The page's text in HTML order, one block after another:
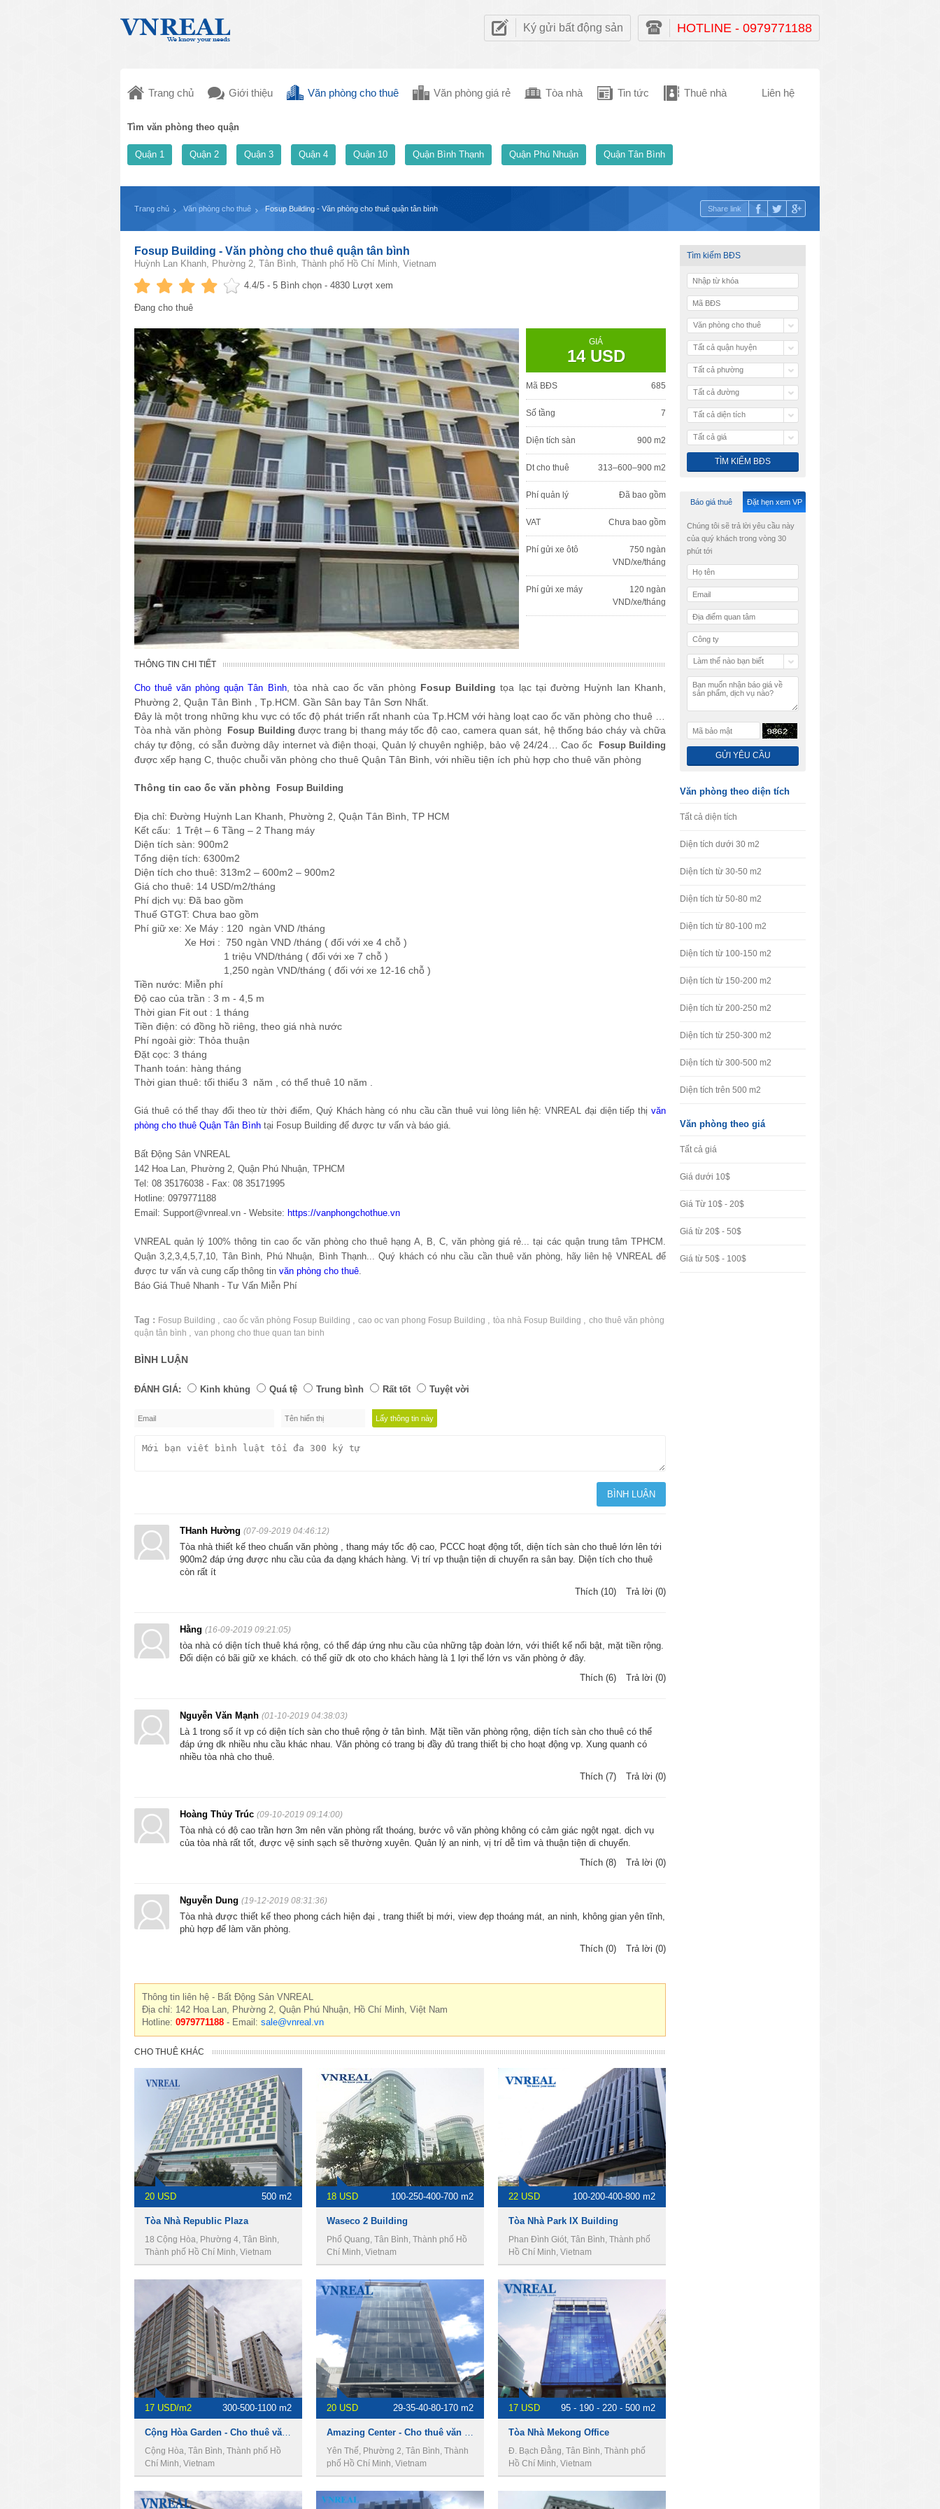
Ký gửi bất động sản HOTLINE - 0979771188
Trang chủ Giới thiệu Văn phòng cho thuê Văn phòng giá rẻ Tòa nhà Tin tức Thuê nhà Liên hệ
Tìm văn phòng theo quận
Quận 1 Quận 2 Quận 3 Quận 4 Quận 10 Quận Bình Thạnh Quận Phú Nhuận Quận Tân Bình
Trang chủ Văn phòng cho thuê Fosup Building - Văn phòng cho thuê quận tân bình Share link
Fosup Building - Văn phòng cho thuê quận tân bình
Huỳnh Lan Khanh, Phường 2, Tân Bình, Thành phố Hồ Chí Minh, Vietnam
4.4/5 - 5 Bình chọn - 4830 Lượt xem
Đang cho thuê
GIÁ
14 USD
Mã BĐS 685
Số tầng 7
Diện tích sàn 900 m2
Dt cho thuê 313–600–900 m2
Phí quản lý Đã bao gồm
VAT Chưa bao gồm
Phí gửi xe ôtô
750 ngàn
VND/xe/tháng
Phí gửi xe máy
120 ngàn
VND/xe/tháng
THÔNG TIN CHI TIẾT
Cho thuê văn phòng quận Tân Bình, tòa nhà cao ốc văn phòng Fosup Building tọa lạc tại đường Huỳnh lan Khanh,
Phường 2, Quận Tân Bình , Tp.HCM. Gần Sân bay Tân Sơn Nhất.
Đây là một trong những khu vực có tốc độ phát triển rất nhanh của Tp.HCM với hàng loạt cao ốc văn phòng cho thuê …
Tòa nhà văn phòng
Fosup Building được trang bị thang máy tốc độ cao, camera quan sát, hệ thống báo cháy và chữa
cháy tự động, có sẵn đường dây internet và điện thoại, Quản lý chuyên nghiệp, bảo vệ 24/24… Cao ốc
Fosup Building
được xếp hạng C, thuộc chuỗi văn phòng cho thuê Quận Tân Bình, với nhiều tiện ích phù hợp cho thuê văn phòng
Thông tin cao ốc văn phòng Fosup Building
Địa chỉ: Đường Huỳnh Lan Khanh, Phường 2, Quận Tân Bình, TP HCM
Kết cấu: 1 Trệt – 6 Tầng – 2 Thang máy
Diện tích sàn: 900m2
Tổng diện tích: 6300m2
Diện tích cho thuê: 313m2 – 600m2 – 900m2
Giá cho thuê: 14 USD/m2/tháng
Phí dịch vụ: Đã bao gồm
Thuế GTGT: Chưa bao gồm
Phí giữ xe: Xe Máy : 120 ngàn VND /tháng
Xe Hơi : 750 ngàn VND /tháng ( đối với xe 4 chỗ )
1 triệu VND/tháng ( đối với xe 7 chỗ )
1,250 ngàn VND/tháng ( đối với xe 12-16 chỗ )
Tiền nước: Miễn phí
Độ cao của trần : 3 m - 4,5 m
Thời gian Fit out : 1 tháng
Tiền điện: có đồng hồ riêng, theo giá nhà nước
Phí ngoài giờ: Thỏa thuận
Đặt cọc: 3 tháng
Thanh toán: hàng tháng
Thời gian thuê: tối thiểu 3 năm , có thể thuê 10 năm .
Giá thuê có thể thay đổi theo từ thời điểm, Quý Khách hàng có nhu cầu cần thuê vui lòng liên hệ: VNREAL đại diện tiếp thị văn
phòng cho thuê Quận Tân Bình tại Fosup Building để được tư vấn và báo giá.
Bất Động Sản VNREAL
142 Hoa Lan, Phường 2, Quận Phú Nhuận, TPHCM
Tel: 08 35176038 - Fax: 08 35171995
Hotline: 0979771188
Email: Support@vnreal.vn - Website: https://vanphongchothue.vn
VNREAL quản lý 100% thông tin cao ốc văn phòng cho thuê hạng A, B, C, văn phòng giá rẻ... tại các quận trung tâm TPHCM.
Quận 3,2,3,4,5,7,10, Tân Bình, Phú Nhuận, Bình Thạnh... Quý khách có nhu cầu cần thuê văn phòng, hãy liên hệ VNREAL để
được tư vấn và cung cấp thông tin văn phòng cho thuê
Báo Giá Thuê Nhanh - Tư Vấn Miễn Phí
Tag : Fosup Building cao ốc văn phòng Fosup Building cao oc van phong Fosup Building tòa nhà Fosup Building
cho thuê văn phòng
quận tân bình
van phong cho thue quan tan binh
BÌNH LUẬN
ĐÁNH GIÁ: Kinh khủng Quá tệ Trung bình Rất tốt Tuyệt vời
THanh Hường (07-09-2019 04:46:12)
Tòa nhà thiết kế theo chuẩn văn phòng , thang máy tốc độ cao, PCCC hoạt động tốt, diện tích sàn cho thuê lớn lên tới
900m2 đáp ứng được nhu cầu của đa dạng khách hàng. Vị trí vp thuận tiện di chuyển ra sân bay. Diện tích cho thuê
còn rất ít
Thích (10)
Trả lời (0)
Hằng (16-09-2019 09:21:05)
tòa nhà có diện tích thuê khá rộng, có thể đáp ứng nhu cầu của những tập đoàn lớn, với thiết kế nổi bật, mặt tiền rộng.
Đối diện có bãi giữ xe khách. có thể giữ dk oto cho khách hàng là 1 lợi thế lớn vs văn phòng ở đây.
Thích (6)
Trả lời (0)
Nguyễn Văn Mạnh (01-10-2019 04:38:03)
Là 1 trong số ít vp có diện tích sàn cho thuê rộng ở tân bình. Mặt tiền văn phòng rộng, diện tích sàn cho thuê có thể
đáp ứng dk nhiều nhu cầu khác nhau. Văn phòng có trang bị đầy đủ trang thiết bị cho hoạt động vp. Xung quanh có
nhiều tòa nhà cho thuê.
Thích (7)
Trả lời (0)
Hoàng Thủy Trúc (09-10-2019 09:14:00)
Tòa nhà có độ cao trần hơn 3m nên văn phòng rất thoáng, bước vô văn phòng không có cảm giác ngột ngạt. dịch vụ
của tòa nhà rất tốt, được vệ sinh sạch sẽ thường xuyên. Quản lý an ninh, vị trí dễ tìm và thuận tiện di chuyển.
Thích (8)
Trả lời (0)
Nguyễn Dung (19-12-2019 08:31:36)
Tòa nhà được thiết kế theo phong cách hiện đại , trang thiết bị mới, view đẹp thoáng mát, an ninh, không gian yên tĩnh,
phù hợp để làm văn phòng.
Thích (0)
Trả lời (0)
Thông tin liên hệ - Bất Động Sản VNREAL
Địa chỉ: 142 Hoa Lan, Phường 2, Quận Phú Nhuận, Hồ Chí Minh, Việt Nam
Hotline: 0979771188 - Email: sale@vnreal.vn
CHO THUÊ KHÁC
20 USD 500 m2
Tòa Nhà Republic Plaza
18 Cộng Hòa, Phường 4, Tân Bình,
Thành phố Hồ Chí Minh, Vietnam
18 USD 100-250-400-700 m2
Waseco 2 Building
Phổ Quang, Tân Bình, Thành phố Hồ
Chí Minh, Vietnam
22 USD 100-200-400-800 m2
Tòa Nhà Park IX Building
Phan Đình Giót, Tân Bình, Thành phố
Hồ Chí Minh, Vietnam
17 USD/m2 300-500-1100 m2
Cộng Hòa, Tân Bình, Thành phố Hồ
Chí Minh, Vietnam
20 USD 29-35-40-80-170 m2
Yên Thế, Phường 2, Tân Bình, Thành
phố Hồ Chí Minh, Vietnam
17 USD 95 - 190 - 220 - 500 m2
Tòa Nhà Mekong Office
Đ. Bạch Đằng, Tân Bình, Thành phố
Hồ Chí Minh, Vietnam
Tìm kiếm BĐS
Văn phòng cho thuê
Tất cả quận huyện
Tất cả phường
Tất cả đường
Tất cả diện tích
Tất cả giá
Báo giá thuê Đặt hẹn xem VP
Chúng tôi sẽ trả lời yêu cầu này
của quý khách trong vòng 30
phút tới
Làm thế nào bạn biết
Văn phòng theo diện tích
Tất cả diện tích
Diện tích dưới 30 m2
Diện tích từ 30-50 m2
Diện tích từ 50-80 m2
Diện tích từ 80-100 m2
Diện tích từ 100-150 m2
Diện tích từ 150-200 m2
Diện tích từ 200-250 m2
Diện tích từ 250-300 m2
Diện tích từ 300-500 m2
Diện tích trên 500 m2
Văn phòng theo giá
Tất cả giá
Giá dưới 10$
Giá Từ 10$ - 20$
Giá từ 20$ - 50$
Giá từ 50$ - 100$